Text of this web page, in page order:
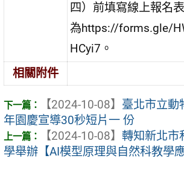
四）前填寫線上報名
為https://forms.gle/
HCyi7。
相關附件
【2024-10-08】 臺北市立動
年園慶宣導30秒短片一 份
【2024-10-08】 轉知新北市
學舉辦【AI模型原理與自然科教學